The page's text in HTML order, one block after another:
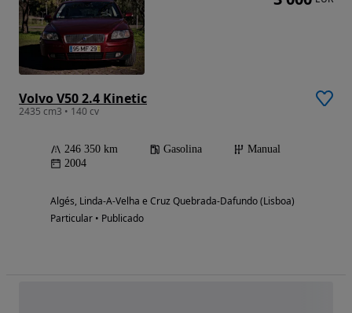
Volvo V50 2.4 Kinetic
2435 cm3 • 140 cv
246 350 km Gasolina
Manual
2004
Algés, Linda-A-Velha e Cruz Quebrada-Dafundo (Lisboa)
Particular • Publicado